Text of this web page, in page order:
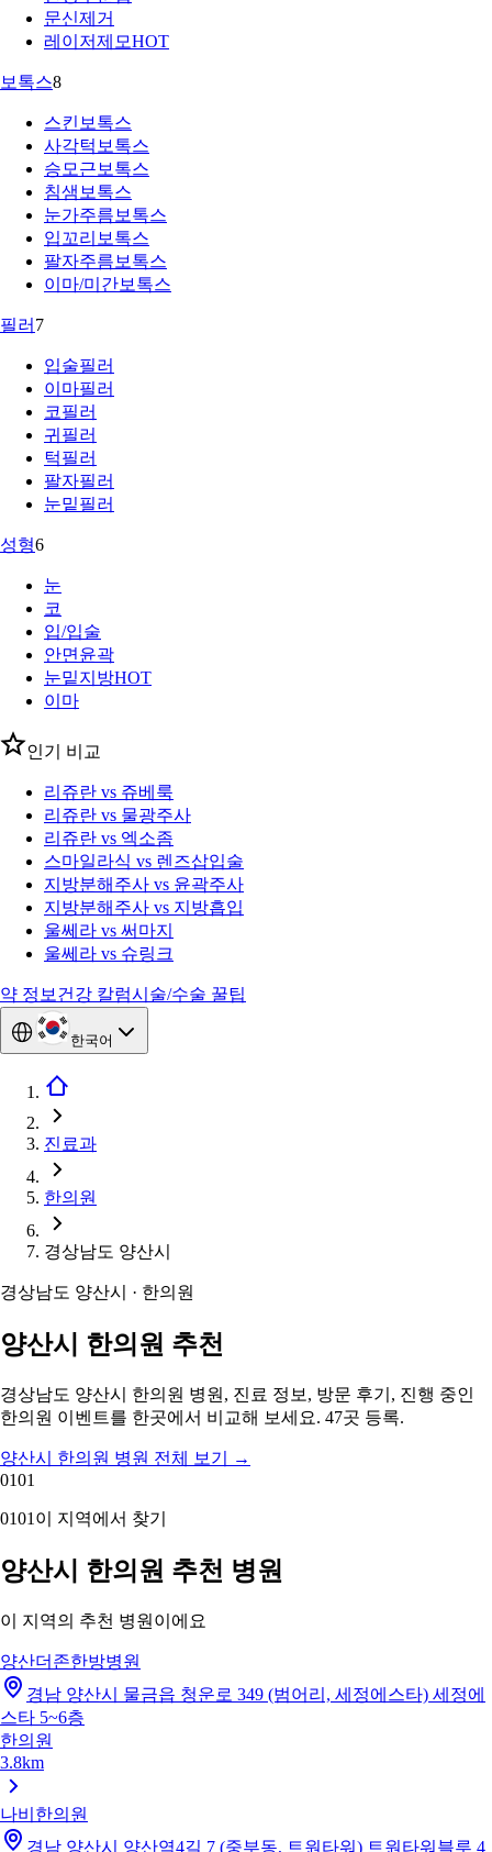
문신제거
레이저제모HOT
보톡스8
스킨보톡스
사각턱보톡스
승모근보톡스
침샘보톡스
눈가주름보톡스
입꼬리보톡스
팔자주름보톡스
이마/미간보톡스
필러 7
입술필러
이마필러
코필러
귀필러
턱필러
팔자필러
눈밑필러
성형6
눈
코
입/입술
안면윤곽
눈밑지방HOT
이마
인기 비교
리쥬란 vs 쥬베룩
리쥬란 vs 물광주사
리쥬란 vs 엑소좀
스마일라식 vs 렌즈삽입술
지방분해주사 vs 윤곽주사
지방분해주사 vs 지방흡입
울쎄라 vs 써마지
울쎄라 vs 슈링크
약 정보 건강 칼럼시술/수술 꿀팁
한국어
진료과
한의원
경상남도 양산시
경상남도 양산시 · 한의원
양산시 한의원 추천
경상남도 양산시 한의원 병원, 진료 정보, 방문 후기, 진행 중인
한의원 이벤트를 한곳에서 비교해 보세요. 47곳 등록.
양산시 한의원 병원 전체 보기
→
0101
0101 이 지역에서 찾기
양산시 한의원 추천 병원
이 지역의 추천 병원이에요
양산더존한방병원
경남 양산시 물금읍 청운로 349 (범어리, 세정에스타) 세정에
스타 5~6층
한의원
3.8km
나비한의원
경남 양산시 양산역4길 7 (중부동, 트원타워) 트원타워블루 4